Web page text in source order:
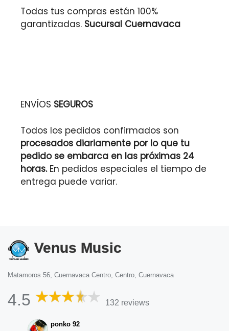
Todas tus compras están 100%
garantizadas. Sucursal Cuernavaca
ENVÍOS SEGUROS
Todos los pedidos confirmados son
procesados diariamente por lo que tu
pedido se embarca en las próximas 24
horas.En pedidos especiales el tiempo de
entrega puede variar.
Venus Music
Matamoros 56, Cuernavaca Centro, Centro, Cuernavaca
4.5 132 reviews
ponko 92